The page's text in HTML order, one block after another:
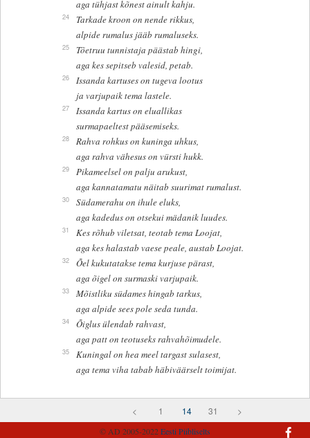
aga tühjast kõnest ainult kahju.
24
Tarkade kroon on nende rikkus,
alpide rumalus jääb rumaluseks.
25
Tõetruu tunnistaja päästab hingi,
aga kes sepitseb valesid, petab.
26
Issanda kartuses on tugeva lootus
ja varjupaik tema lastele.
27
Issanda kartus on eluallikas
surmapaeltest pääsemiseks.
28
Rahva rohkus on kuninga uhkus,
aga rahva vähesus on vürsti hukk.
29
Pikameelsel on palju arukust,
aga kannatamatu näitab suurimat rumalust.
30
Südamerahu on ihule eluks,
aga kadedus on otsekui mädanik luudes.
31
Kes rõhub viletsat, teotab tema Loojat,
aga kes halastab vaese peale, austab Loojat.
32
Õel kukutatakse tema kurjuse pärast,
aga õigel on surmaski varjupaik.
33
Mõistliku südames hingab tarkus,
aga alpide sees pole seda tunda.
34
Õiglus ülendab rahvast,
aga patt on teotuseks rahvahõimudele.
35
Kuningal on hea meel targast sulasest,
aga tema viha tabab häbiväärselt toimijat.
< 1 14 31 >
© AD 2005-2022Eesti Piibliselts